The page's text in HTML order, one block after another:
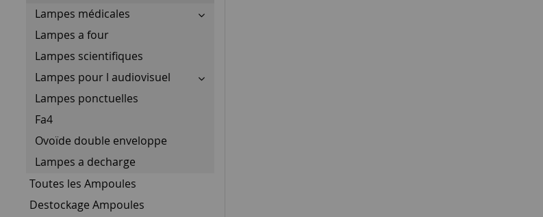
Lampes médicales
Lampes a four
Lampes scientifiques
Lampes pour l audiovisuel
Lampes ponctuelles
Fa4
Ovoïde double enveloppe
Lampes a decharge
Toutes les Ampoules
Destockage Ampoules